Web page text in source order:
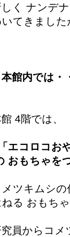
しく ナンデ
てきました
本館内では・
4階では、
「エコロコお
おもちゃを
メツキムシ
ねる おもち
員からコメ